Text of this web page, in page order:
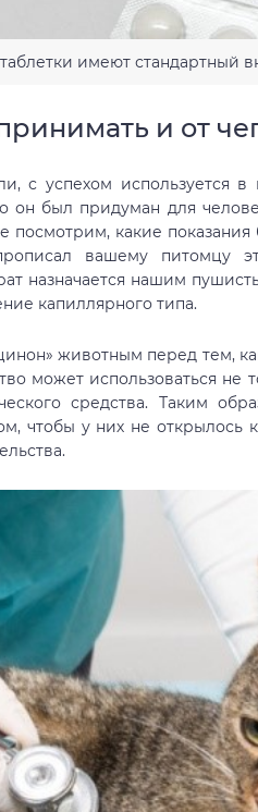
имеют стандартный
и от
с успехом используется
он был придуман для
посмотрим, какие
вашему питомцу
назначается нашим
капиллярного типа.
животным перед тем,
может использоваться не
средства. Таким
чтобы у них не открылось